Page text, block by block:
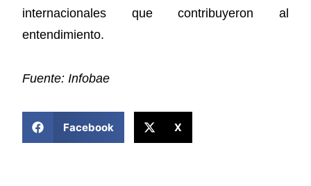
internacionales que contribuyeron al
entendimiento.
Fuente: Infobae
Facebook X